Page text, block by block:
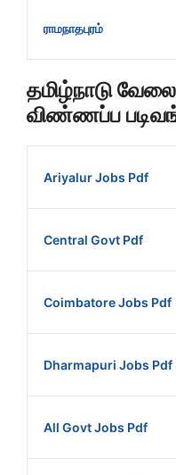
ராமநாதபுரம்
தமிழ்நாடு
விண்ணப்ப
Ariyalur Jobs Pdf
Central Govt Pdf
Coimbatore Jobs Pdf
Dharmapuri Jobs Pdf
All Govt Jobs Pdf